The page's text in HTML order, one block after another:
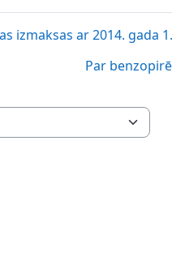
izmaksas ar 2014. gada
Par